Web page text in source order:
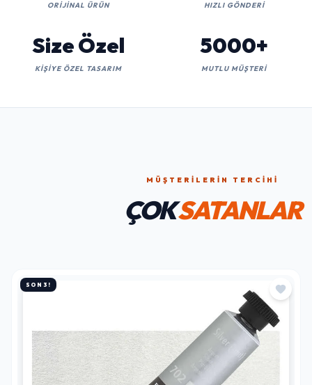
ORIJINAL ÜRÜN HIZLI GÖNDERI
Size Özel
KIŞIYE ÖZEL TASARIM
5000+
MUTLU MÜŞTERI
MÜŞTERILERIN TERCIHI
ÇOKSATANLAR
SON 3!